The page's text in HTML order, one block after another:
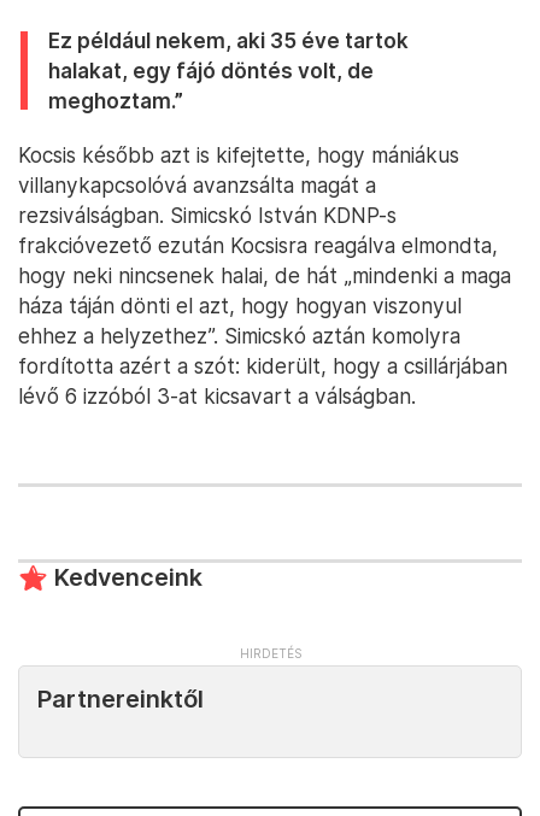
Ez például nekem, aki 35 éve tartok
halakat, egy fájó döntés volt, de
meghoztam.”
Kocsis később azt is kifejtette, hogy mániákus
villanykapcsolóvá avanzsálta magát a
rezsiválságban. Simicskó István KDNP-s
frakcióvezető ezután Kocsisra reagálva elmondta,
hogy neki nincsenek halai, de hát „mindenki a maga
háza táján dönti el azt, hogy hogyan viszonyul
ehhez a helyzethez”. Simicskó aztán komolyra
fordította azért a szót: kiderült, hogy a csillárjában
lévő 6 izzóból 3-at kicsavart a válságban.
Kedvenceink
Partnereinktől